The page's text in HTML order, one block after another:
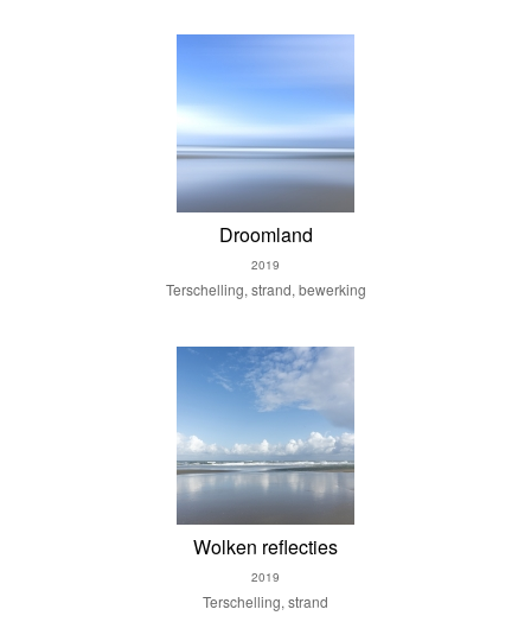
Droomland
2019
Terschelling, strand, bewerking
Wolken reflecties
2019
Terschelling, strand